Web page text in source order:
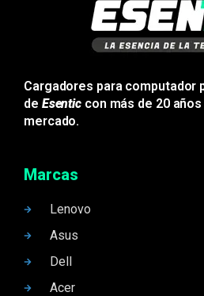
Cargadores para computador
de Esentic con más de 20
mercado.
Marcas
Lenovo
Asus
Dell
Acer